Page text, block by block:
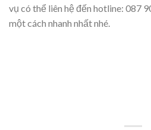
vụ có thể liên hệ đến hotline: 087
một cách nhanh nhất nhé.